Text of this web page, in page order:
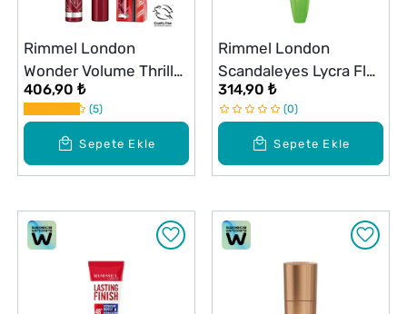
Sepete Ekle
Rimmel London
Wonder Volume Thrill
Seeker Maskara Extra
Black
406,90 ₺
5
Sepete Ekle
Rimmel London
Scandaleyes Lycra Flex
Maskara Siyah
314,90 ₺
0